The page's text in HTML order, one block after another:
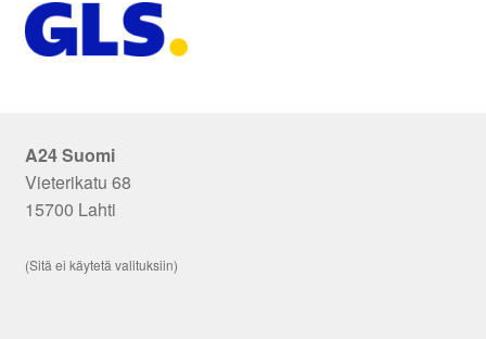
A24 Suomi
Vieterikatu 68
15700 Lahti
(Sitä ei käytetä valituksiin)